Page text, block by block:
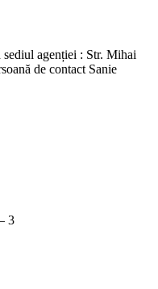
agenției : Str. Mihai
de contact Sanie
3